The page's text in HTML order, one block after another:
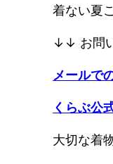
着ない夏
↓↓ お問
メールで
くらぶ公
大切な着